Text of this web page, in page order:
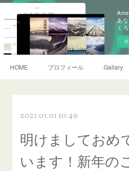
あ
く
HOME プロフィール Gallary
2021.01.01 10:49
明けましておめ
います！新年の